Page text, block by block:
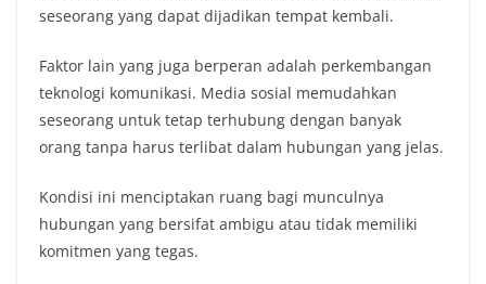
seseorang yang dapat dijadikan tempat kembali.
Faktor lain yang juga berperan adalah perkembangan
teknologi komunikasi. Media sosial memudahkan
seseorang untuk tetap terhubung dengan banyak
orang tanpa harus terlibat dalam hubungan yang jelas.
Kondisi ini menciptakan ruang bagi munculnya
hubungan yang bersifat ambigu atau tidak memiliki
komitmen yang tegas.